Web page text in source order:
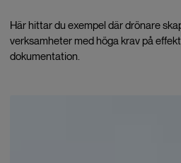
Här hittar du exempel där drönare
verksamheter med höga krav på
dokumentation.